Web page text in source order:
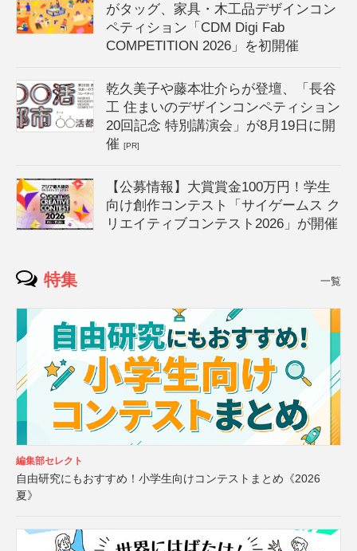
がタッグ、家具・木工品デザインコン
ペティション「CDM Digi Fab
COMPETITION 2026」を初開催
乾久美子や藤本壮介らが登壇、「長谷
工 住まいのデザインコンペティション
20回記念 特別講演会」が8月19日に開
催[PR]
【公募情報】大賞賞金100万円！学生
向け創作コンテスト「サイゲームス ク
リエイティブコンテスト2026」が開催
特集 一覧
編集部セレクト
自由研究にもおすすめ！小学生向けコンテストまとめ《2026
夏》